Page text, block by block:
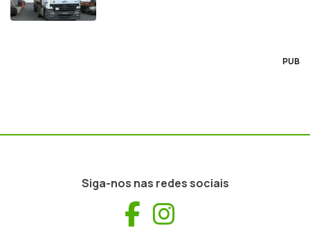
PUB
Siga-nos nas redes sociais
Facebook